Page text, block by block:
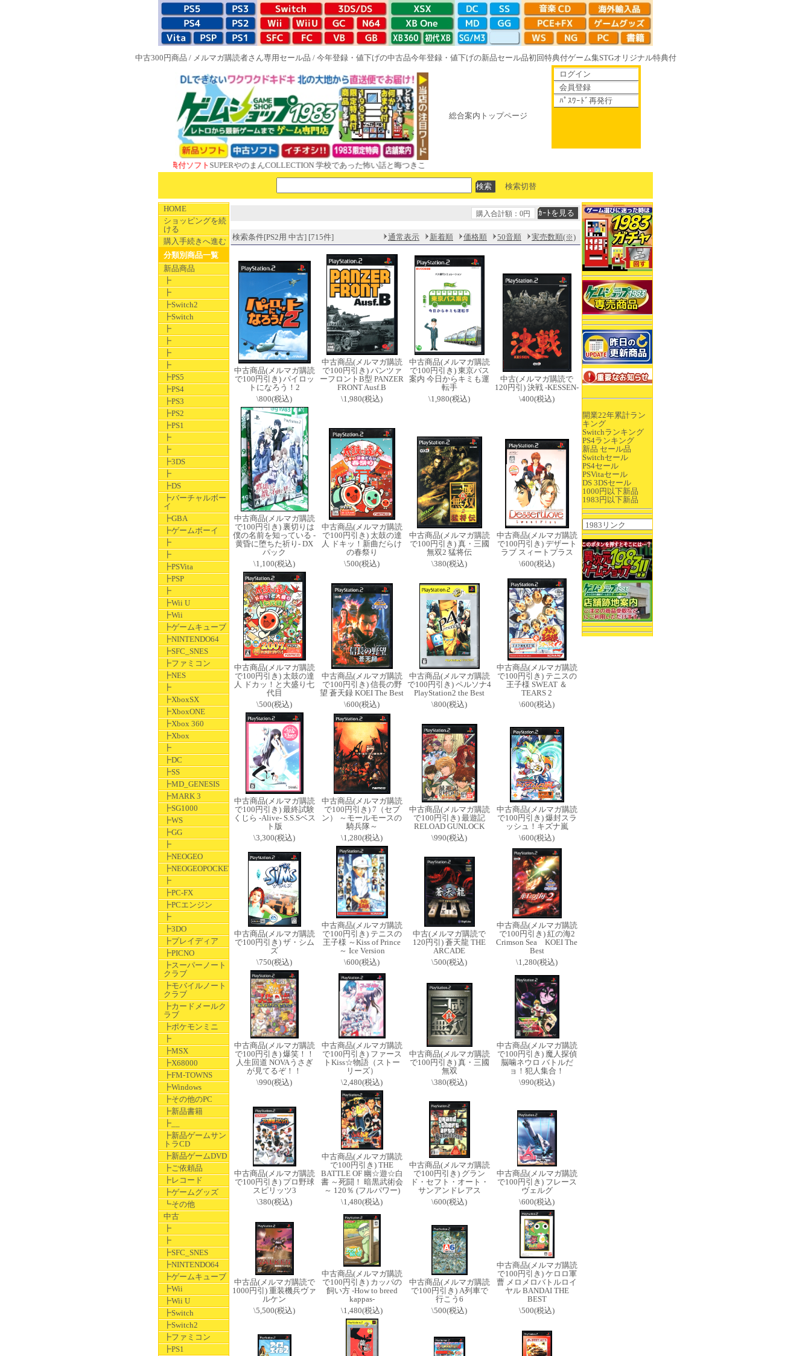
中古300円商品 / メルマガ購読者さん専用セール品 / 今年登録・値下げの中古品今年登録・値下げの新品セール品初回特典付ゲーム集STGオリジナル特典付
総合案内トップページ
SUPERやのまんCOLLECTION 学校であった怖い話と晦󠄀つきこもり ルート16R やがて散りゆく鏡の花へ 70年代風ロボットアニメ ゲッP-X アレサCOLLECTION 1993-1995 ライ
ログイン
会員登録
ﾊﾟｽﾜｰﾄﾞ再発行
検索切替
HOME
ショッピングを続
ける
購入手続きへ進む
分類別商品一覧
新品商品
┣
┣
┣Switch2
┣Switch
┣
┣
┣
┣
┣PS5
┣PS4
┣PS3
┣PS2
┣PS1
┣
┣
┣3DS
┣
┣DS
┣バーチャルボー
イ
┣GBA
┣ゲームボーイ
┣
┣
┣PSVita
┣PSP
┣
┣Wii U
┣Wii
┣ゲームキューブ
┣NINTENDO64
┣SFC_SNES
┣ファミコン
┣NES
┣
┣XboxSX
┣XboxONE
┣Xbox 360
┣Xbox
┣
┣DC
┣SS
┣MD_GENESIS
┣MARK 3
┣SG1000
┣WS
┣GG
┣
┣NEOGEO
┣NEOGEOPOCKET
┣
┣PC-FX
┣PCエンジン
┣
┣3DO
┣プレイディア
┣PICNO
┣スーパーノート
クラブ
┣モバイルノート
クラブ
┣カードメールク
ラブ
┣ポケモンミニ
┣
┣MSX
┣X68000
┣FM-TOWNS
┣Windows
┣その他のPC
┣新品書籍
┣__
┣新品ゲームサン
トラCD
┣新品ゲームDVD
┣ご依頼品
┣レコード
┣ゲームグッズ
┗その他
中古
┣
┣
┣SFC_SNES
┣NINTENDO64
┣ゲームキューブ
┣Wii
┣Wii U
┣Switch
┣Switch2
┣ファミコン
┣PS1
開業22年累計ラン
キング
Switchランキング
PS4ランキング
新品 セール品
Switchセール
PS4セール
PSVitaセール
DS 3DSセール
1000円以下新品
1983円以下新品
購入合計額：0円
検索条件[PS2用 中古] [715件] 通常表示 新着順 価格順 50音順 実売数順(※)
中古商品(メルマガ購読
で100円引き) パイロッ
トになろう！2
\800(税込)
中古商品(メルマガ購読
で100円引き) パンツァ
ーフロントB型 PANZER
FRONT Ausf.B
\1,980(税込)
中古商品(メルマガ購読
で100円引き) 東京バス
案内 今日からキミも運
転手
\1,980(税込)
中古(メルマガ購読で
120円引) 決戦 -KESSEN-
\400(税込)
中古商品(メルマガ購読
で100円引き) 裏切りは
僕の名前を知っている -
黄昏に堕ちた祈り- DX
パック
\1,100(税込)
中古商品(メルマガ購読
で100円引き) 太鼓の達
人 ドキッ！新曲だらけ
の春祭り
\500(税込)
中古商品(メルマガ購読
で100円引き) 真・三國
無双2 猛将伝
\380(税込)
中古商品(メルマガ購読
で100円引き) デザート
ラブ スィートプラス
\600(税込)
中古商品(メルマガ購読
で100円引き) 太鼓の達
人 ドカッ！と大盛り七
代目
\500(税込)
中古商品(メルマガ購読
で100円引き) 信長の野
望 蒼天録 KOEI The Best
\600(税込)
中古商品(メルマガ購読
で100円引き) ペルソナ4
PlayStation2 the Best
\800(税込)
中古商品(メルマガ購読
で100円引き) テニスの
王子様 SWEAT ＆
TEARS 2
\600(税込)
中古商品(メルマガ購読
で100円引き) 最終試験
くじら -Alive- S.S.Sベス
ト版
\3,300(税込)
中古商品(メルマガ購読
で100円引き) 7（セブ
ン） ～モールモースの
騎兵隊～
\1,280(税込)
中古商品(メルマガ購読
で100円引き) 最遊記
RELOAD GUNLOCK
\990(税込)
中古商品(メルマガ購読
で100円引き) 爆封スラ
ッシュ！キズナ嵐
\600(税込)
中古商品(メルマガ購読
で100円引き) ザ・シム
ズ
\750(税込)
中古商品(メルマガ購読
で100円引き) テニスの
王子様 ～Kiss of Prince
～ Ice Version
\600(税込)
中古(メルマガ購読で
120円引) 蒼天龍 THE
ARCADE
\500(税込)
中古商品(メルマガ購読
で100円引き) 紅の海2
Crimson Sea KOEI The
Best
\1,280(税込)
中古商品(メルマガ購読
で100円引き) 爆笑！！
人生回道 NOVAうさぎ
が見てるぞ！！
\990(税込)
中古商品(メルマガ購読
で100円引き) ファース
トKiss☆物語（ストー
リーズ）
\2,480(税込)
中古商品(メルマガ購読
で100円引き) 真・三國
無双
\380(税込)
中古商品(メルマガ購読
で100円引き) 魔人探偵
脳噛ネウロ バトルだ
ョ！犯人集合！
\990(税込)
中古商品(メルマガ購読
で100円引き) プロ野球
スピリッツ3
\380(税込)
中古商品(メルマガ購読
で100円引き) THE
BATTLE OF 幽☆遊☆白
書 ～死闘！ 暗黒武術会
～ 120％ (フルパワー)
\1,480(税込)
中古商品(メルマガ購読
で100円引き) グラン
ド・セフト・オート・
サンアンドレアス
\600(税込)
中古商品(メルマガ購読
で100円引き) フレース
ヴェルグ
\600(税込)
中古品(メルマガ購読で
1000円引) 重装機兵ヴァ
ルケン
\5,500(税込)
中古商品(メルマガ購読
で100円引き) カッパの
飼い方 -How to breed
kappas-
\1,480(税込)
中古商品(メルマガ購読
で100円引き) A列車で
行こう6
\500(税込)
中古商品(メルマガ購読
で100円引き) ケロロ軍
曹 メロメロバトルロイ
ヤル BANDAI THE
BEST
\500(税込)